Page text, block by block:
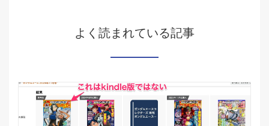
よく読まれている記事